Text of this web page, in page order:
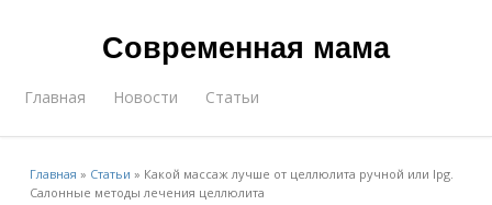
Современная мама
Главная Новости Статьи
Главная » Статьи » Какой массаж лучше от целлюлита ручной или lpg.
Салонные методы лечения целлюлита